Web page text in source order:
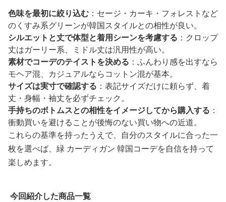
色味を最初に絞り込む ：セージ・カーキ・フォレストなど
のくすみ系グリーンが韓国スタイルとの相性が良い。
シルエットと丈で体型と着用シーンを考慮する ：クロップ
丈はガーリー系、ミドル丈は汎用性が高い。
素材でコーデのテイストを決める ：ふんわり感を出すなら
モヘア混、カジュアルならコットン混が基本。
サイズは実寸で確認する ：表記サイズだけに頼らず、着
丈・身幅・袖丈を必ずチェック。
手持ちのボトムスとの相性をイメージしてから購入する ：
衝動買いを避けることが後悔のない買い物への近道。
これらの基準を持ったうえで、自分のスタイルに合った一
枚を選べば、緑 カーディガン 韓国コーデを自信を持って
楽しめます。
今回紹介した商品一覧